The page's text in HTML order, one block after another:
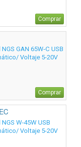
Comprar
GAN 65W-C USB
Voltaje 5-20V
Comprar
W-45W USB
Voltaje 5-20V